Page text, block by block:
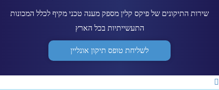
שירות התיקונים של פיקס קלין מספק מענה טכני מקיף לכלל המכונות
התעשייתיות בכל הארץ
לשליחת טופס תיקון אונליין